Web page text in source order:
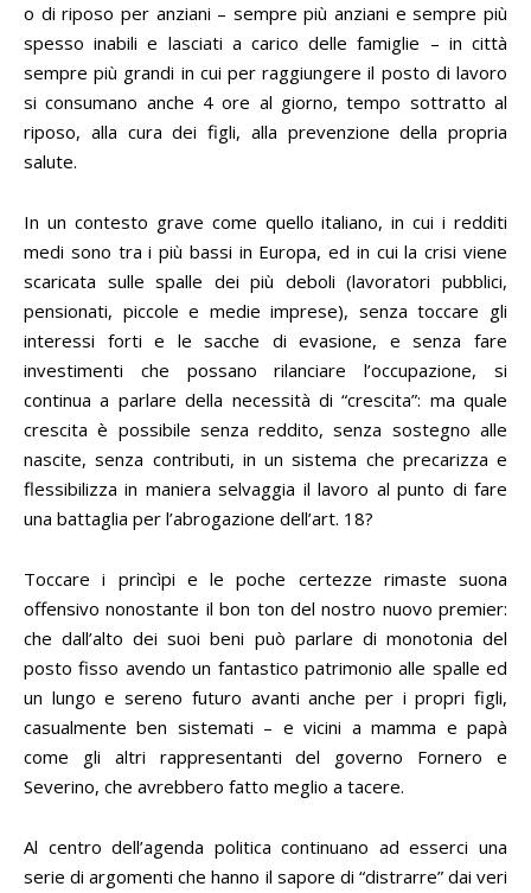
o di riposo per anziani – sempre più anziani e sempre più
spesso inabili e lasciati a carico delle famiglie – in città
sempre più grandi in cui per raggiungere il posto di lavoro
si consumano anche 4 ore al giorno, tempo sottratto al
riposo, alla cura dei figli, alla prevenzione della propria
salute.
In un contesto grave come quello italiano, in cui i redditi
medi sono tra i più bassi in Europa, ed in cui la crisi viene
scaricata sulle spalle dei più deboli (lavoratori pubblici,
pensionati, piccole e medie imprese), senza toccare gli
interessi forti e le sacche di evasione, e senza fare
investimenti che possano rilanciare l’occupazione, si
continua a parlare della necessità di “crescita”: ma quale
crescita è possibile senza reddito, senza sostegno alle
nascite, senza contributi, in un sistema che precarizza e
flessibilizza in maniera selvaggia il lavoro al punto di fare
una battaglia per l’abrogazione dell’art. 18?
Toccare i princìpi e le poche certezze rimaste suona
offensivo nonostante il bon ton del nostro nuovo premier:
che dall’alto dei suoi beni può parlare di monotonia del
posto fisso avendo un fantastico patrimonio alle spalle ed
un lungo e sereno futuro avanti anche per i propri figli,
casualmente ben sistemati – e vicini a mamma e papà
come gli altri rappresentanti del governo Fornero e
Severino, che avrebbero fatto meglio a tacere.
Al centro dell’agenda politica continuano ad esserci una
serie di argomenti che hanno il sapore di “distrarre” dai veri